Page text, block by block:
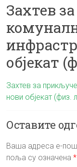
Захтев
објекат
Захтев за
нови објекат (физ.
Оставите
Ваша адреса е-
поља су означена*